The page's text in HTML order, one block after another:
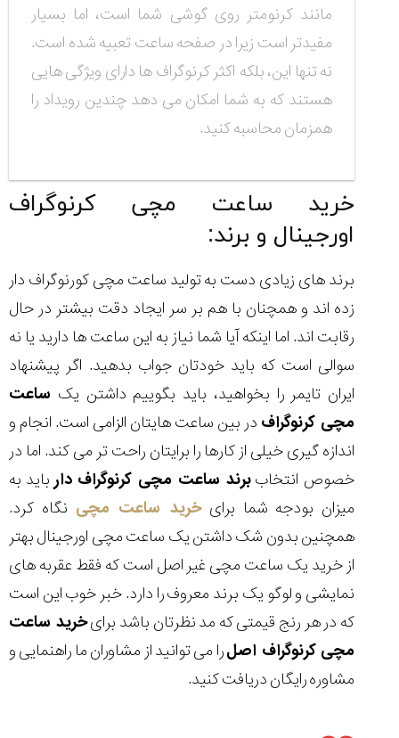
مانند کرنومتر روی گوشی شما است، اما بسیار
مفیدتر است زیرا در صفحه ساعت تعبیه شده است.
نه تنها این، بلکه اکثر کرنوگراف ها دارای ویژگی هایی
هستند که به شما امکان می دهد چندین رویداد را
همزمان محاسبه کنید.
خرید ساعت مچی کرنوگراف
اورجینال و برند:
برند های زیادی دست به تولید ساعت مچی کورنوگراف دار
زده اند و همچنان با هم بر سر ایجاد دقت بیشتر در حال
رقابت اند. اما اینکه آیا شما نیاز به این ساعت ها دارید یا نه
سوالی است که باید خودتان جواب بدهید. اگر پیشنهاد
ایران تایمر را بخواهید، باید بگوییم داشتن یک ساعت
مچی کرنوگراف در بین ساعت هایتان الزامی است. انجام و
اندازه گیری خیلی از کارها را برایتان راحت تر می کند. اما در
خصوص انتخاببرند ساعت مچی کرنوگراف دار باید به
میزان بودجه شما برایخرید ساعت مچی نگاه کرد.
همچنین بدون شک داشتن یک ساعت مچی اورجینال بهتر
از خرید یک ساعت مچی غیر اصل است که فقط عقربه های
نمایشی و لوگو یک برند معروف را دارد. خبر خوب این است
که در هر رنج قیمتی که مد نظرتان باشد برایخرید ساعت
مچی کرنوگراف اصلرا می توانید از مشاوران ما راهنمایی و
مشاوره رایگان دریافت کنید.